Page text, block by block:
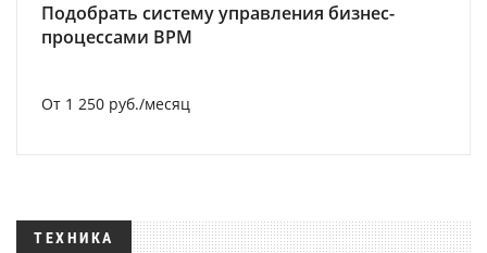
Подобрать систему управления бизнес-
процессами BPM
От 1 250 руб./месяц
ТЕХНИКА